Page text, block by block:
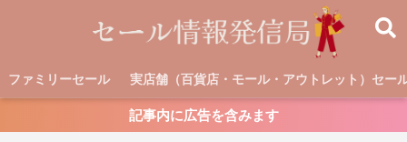
ファミリーセール 実店舗（百貨店・モール・アウトレット）セー
記事内に広告を含みます